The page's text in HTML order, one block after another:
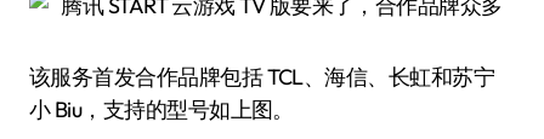
该服务首发合作品牌包括 TCL、海信、长虹和苏宁
小 Biu，支持的型号如上图。